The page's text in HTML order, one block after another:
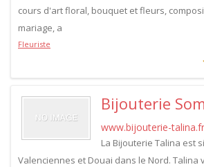
cours d'art floral, bouquet et fleurs,
mariage, a
Fleuriste
Bijouterie
www.bijouterie-talina.fr
La Bijouterie Talina est
Valenciennes et Douai dans le Nord. Talina